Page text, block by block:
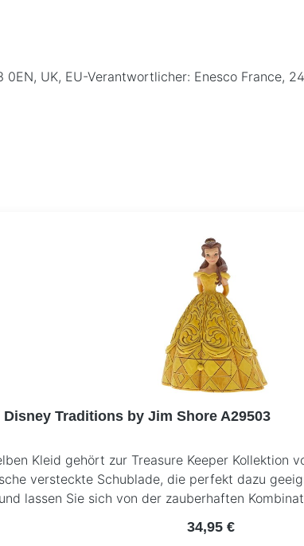
UK, EU-Verantwortlicher: Enesco France,
Traditions by Jim Shore A29503
Kleid gehört zur Treasure Keeper Kollektion
versteckte Schublade, die perfekt dazu
lassen Sie sich von der zauberhaften
Figur ist nicht nur eine wahre
Regulärer Preis:
34,95 €